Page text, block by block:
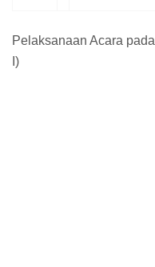
Pelaksanaan Acara
I)